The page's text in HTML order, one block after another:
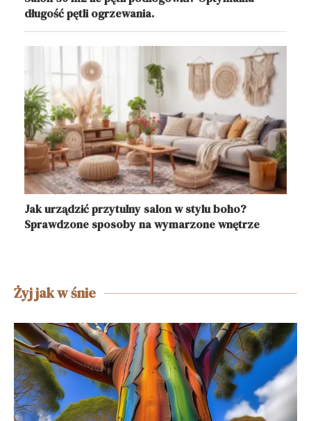
długość pętli ogrzewania.
Jak urządzić przytulny salon w stylu boho?
Sprawdzone sposoby na wymarzone wnętrze
Żyj jak w śnie